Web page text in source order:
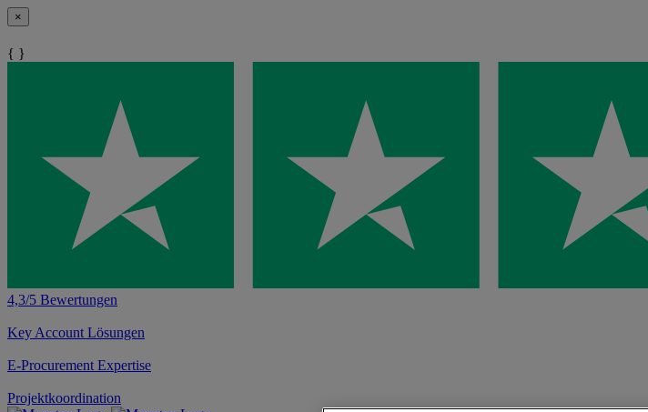
×
{ }
4,3/5 Bewertungen
Key Account Lösungen
E-Procurement Expertise
Projektkoordination